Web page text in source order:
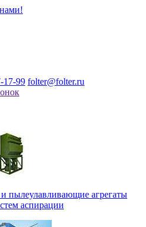
17-99 folter@folter.ru
пылеулавливающие агрегаты
аспирации